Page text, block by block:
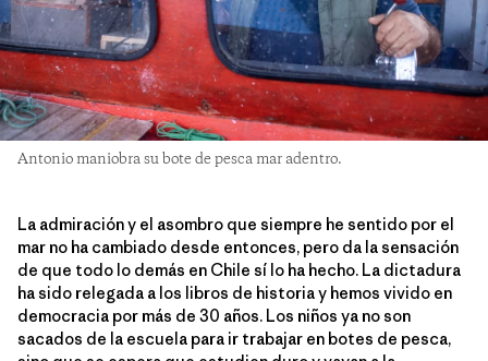
Antonio maniobra su bote de pesca mar adentro.
La admiración y el asombro que siempre he sentido por el
mar no ha cambiado desde entonces, pero da la sensación
de que todo lo demás en Chile sí lo ha hecho. La dictadura
ha sido relegada a los libros de historia y hemos vivido en
democracia por más de 30 años. Los niños ya no son
sacados de la escuela para ir trabajar en botes de pesca,